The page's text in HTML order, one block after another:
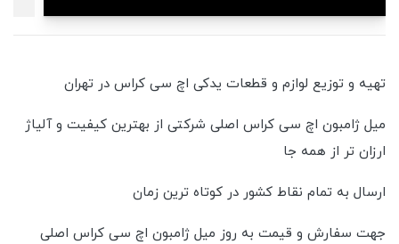
تهیه و توزیع لوازم و قطعات یدکی اچ سی کراس در تهران
میل ژامبون اچ سی کراس اصلی شرکتی از بهترین کیفیت و آلیاژ
ارزان تر از همه جا
ارسال به تمام نقاط کشور در کوتاه ترین زمان
جهت سفارش و قیمت به روز میل ژامبون اچ سی کراس اصلی